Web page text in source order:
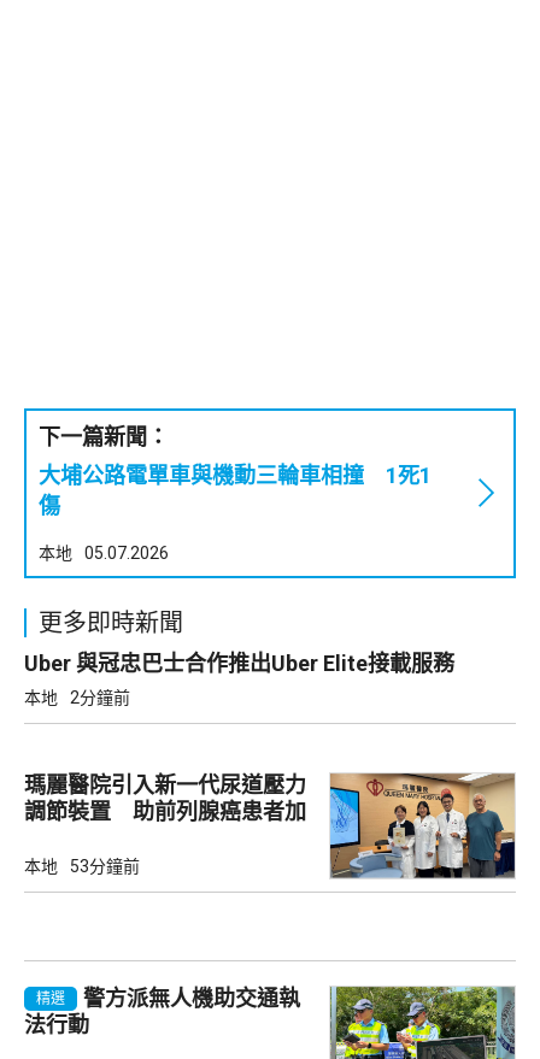
下一篇新聞：
大埔公路電單車與機動三輪車相撞 1死1
傷
本地 05.07.2026
更多即時新聞
Uber 與冠忠巴士合作推出Uber Elite接載服務
本地 2分鐘前
瑪麗醫院引入新一代尿道壓力
調節裝置 助前列腺癌患者加
本地 53分鐘前
精選
警方派無人機助交通執
法行動